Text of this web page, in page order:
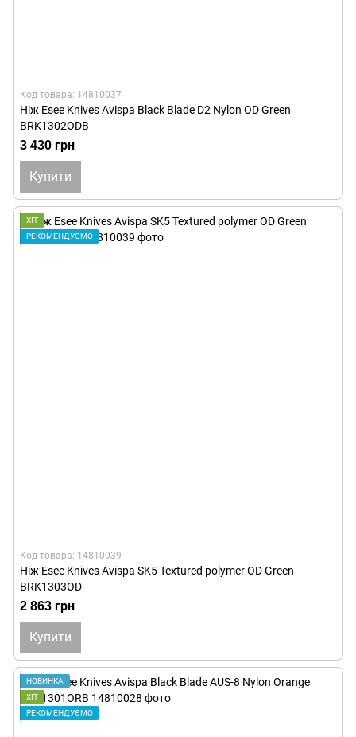
Код товара: 14810037
Ніж Esee Knives Avispa Black Blade D2 Nylon OD Green
BRK1302ODB
3 430 грн
Купити
ХІТ
РЕКОМЕНДУЄМО
Код товара: 14810039
Ніж Esee Knives Avispa SK5 Textured polymer OD Green
BRK1303OD
2 863 грн
Купити
НОВИНКА
ХІТ
РЕКОМЕНДУЄМО